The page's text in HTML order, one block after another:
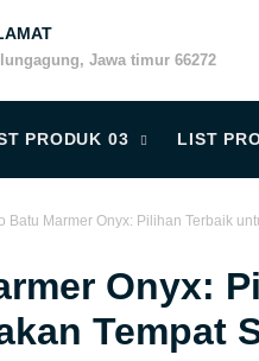
Jawa timur 66272
PRODUK 03 LIST
Batu Marmer Onyx: Pilihan Terbaik
Onyx:
Tempat